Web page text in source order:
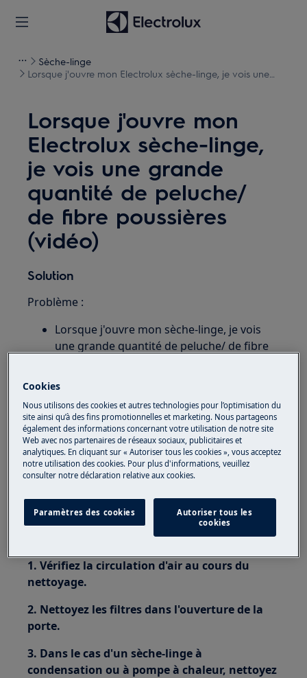
Sèche-linge
Lorsque j'ouvre mon Electrolux sèche-linge, je vois une
Lorsque j'ouvre mon
Electrolux sèche-linge,
je vois une grande
quantité de peluche/
de fibre poussières
(vidéo)
Solution
Problème :
Lorsque j'ouvre mon sèche-linge, je vois
une grande quantité de peluche/ de fibre
également du type de charge (serviettes
neuves, molleton, etc.)
Concerne :
Sèche-linge ventilé Sèche-linge à
condenseur
Sèche-linge à pompe à chaleur
1. Vérifiez la circulation d'air au cours du
nettoyage.
2. Nettoyez les filtres dans l'ouverture de la
porte.
3. Dans le cas d'un sèche-linge à
condensation ou à pompe à chaleur, nettoyez
Cookies
Nous utilisons des cookies et autres technologies pour l’optimisation du
site ainsi qu’à des fins promotionnelles et marketing. Nous partageons
également des informations concernant votre utilisation de notre site
Web avec nos partenaires de réseaux sociaux, publicitaires et
analytiques. En cliquant sur « Autoriser tous les cookies », vous acceptez
notre utilisation des cookies. Pour plus d'informations, veuillez
consulter notre déclaration relative aux cookies.
Paramètres des cookies
Autoriser tous les
cookies